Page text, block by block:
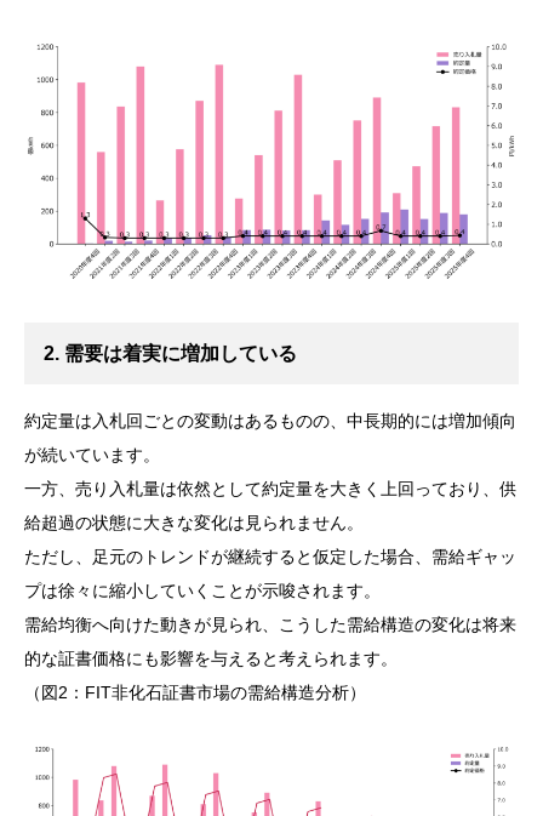
2. 需要は着実に増加している
約定量は入札回ごとの変動はあるものの、中長期的には増加傾向
が続いています。
一方、売り入札量は依然として約定量を大きく上回っており、供
給超過の状態に大きな変化は見られません。
ただし、足元のトレンドが継続すると仮定した場合、需給ギャッ
プは徐々に縮小していくことが示唆されます。
需給均衡へ向けた動きが見られ、こうした需給構造の変化は将来
的な証書価格にも影響を与えると考えられます。
（図2：FIT非化石証書市場の需給構造分析）